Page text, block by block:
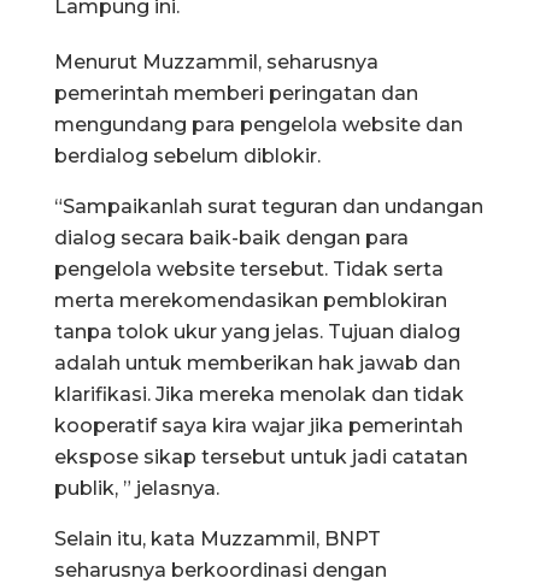
Lampung ini.
Menurut Muzzammil, seharusnya
pemerintah memberi peringatan dan
mengundang para pengelola website dan
berdialog sebelum diblokir.
“Sampaikanlah surat teguran dan undangan
dialog secara baik-baik dengan para
pengelola website tersebut. Tidak serta
merta merekomendasikan pemblokiran
tanpa tolok ukur yang jelas. Tujuan dialog
adalah untuk memberikan hak jawab dan
klarifikasi. Jika mereka menolak dan tidak
kooperatif saya kira wajar jika pemerintah
ekspose sikap tersebut untuk jadi catatan
publik, ” jelasnya.
Selain itu, kata Muzzammil, BNPT
seharusnya berkoordinasi dengan